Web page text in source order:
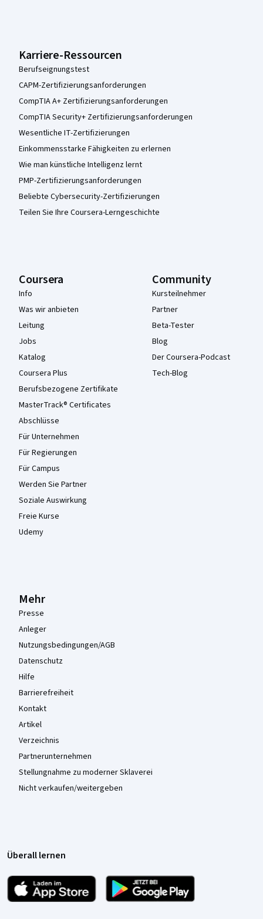
Karriere-Ressourcen
Berufseignungstest
CAPM-Zertifizierungsanforderungen
CompTIA A+ Zertifizierungsanforderungen
CompTIA Security+ Zertifizierungsanforderungen
Wesentliche IT-Zertifizierungen
Einkommensstarke Fähigkeiten zu erlernen
Wie man künstliche Intelligenz lernt
PMP-Zertifizierungsanforderungen
Beliebte Cybersecurity-Zertifizierungen
Teilen Sie Ihre Coursera-Lerngeschichte
Coursera
Info
Was wir anbieten
Leitung
Jobs
Katalog
Coursera Plus
Berufsbezogene Zertifikate
MasterTrack® Certificates
Abschlüsse
Für Unternehmen
Für Regierungen
Für Campus
Werden Sie Partner
Soziale Auswirkung
Freie Kurse
Udemy
Community
Kursteilnehmer
Partner
Beta-Tester
Blog
Der Coursera-Podcast
Tech-Blog
Mehr
Presse
Anleger
Nutzungsbedingungen/AGB
Datenschutz
Hilfe
Barrierefreiheit
Kontakt
Artikel
Verzeichnis
Partnerunternehmen
Stellungnahme zu moderner Sklaverei
Nicht verkaufen/weitergeben
Überall lernen